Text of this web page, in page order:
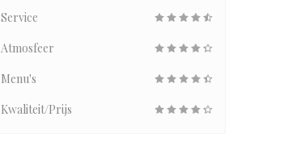
Service
Atmosfeer
Menu's
Kwaliteit/Prijs